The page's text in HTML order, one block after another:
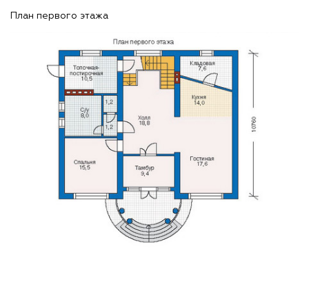
План первого этажа